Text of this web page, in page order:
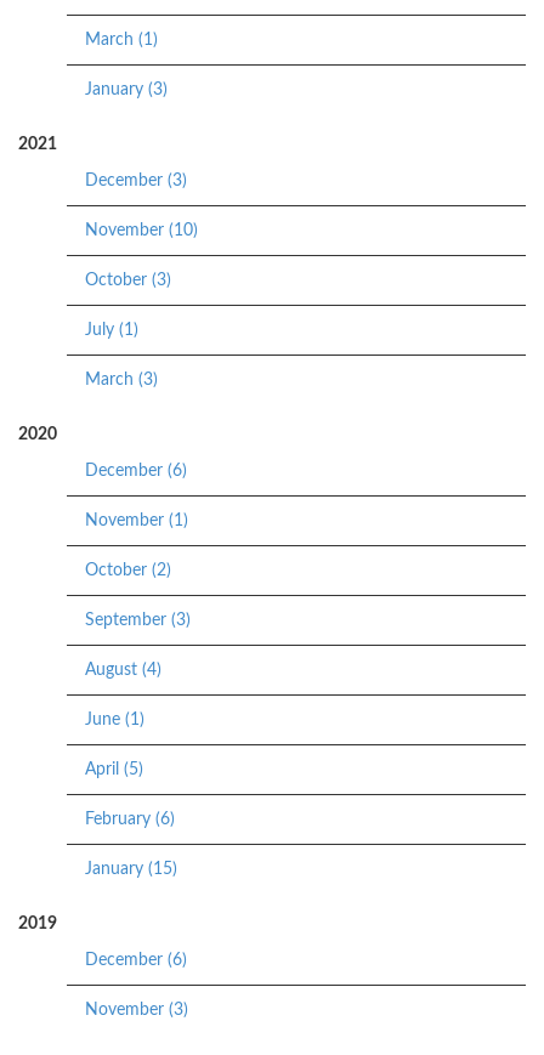
March (1)
January (3)
2021
December (3)
November (10)
October (3)
July (1)
March (3)
2020
December (6)
November (1)
October (2)
September (3)
August (4)
June (1)
April (5)
February (6)
January (15)
2019
December (6)
November (3)